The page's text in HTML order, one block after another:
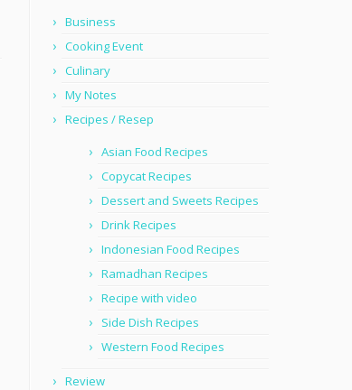
Business
Cooking Event
Culinary
My Notes
Recipes / Resep
Asian Food Recipes
Copycat Recipes
Dessert and Sweets Recipes
Drink Recipes
Indonesian Food Recipes
Ramadhan Recipes
Recipe with video
Side Dish Recipes
Western Food Recipes
Review